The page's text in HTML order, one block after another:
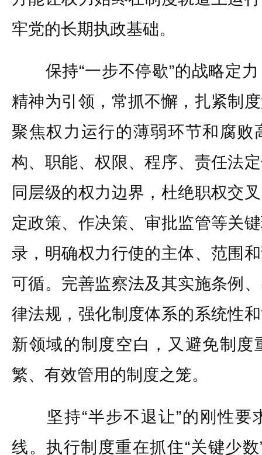
牢党的长期执政基础。
保持“一步不停歇”的战略定力
精神为引领，常抓不懈，扎紧制
聚焦权力运行的薄弱环节和腐败
构、职能、权限、程序、责任法
同层级的权力边界，杜绝职权交
定政策、作决策、审批监管等关
录，明确权力行使的主体、范围
可循。完善监察法及其实施条例
律法规，强化制度体系的系统性
新领域的制度空白，又避免制度
繁、有效管用的制度之笼。
坚持“半步不退让”的刚性要
线。执行制度重在抓住“关键少